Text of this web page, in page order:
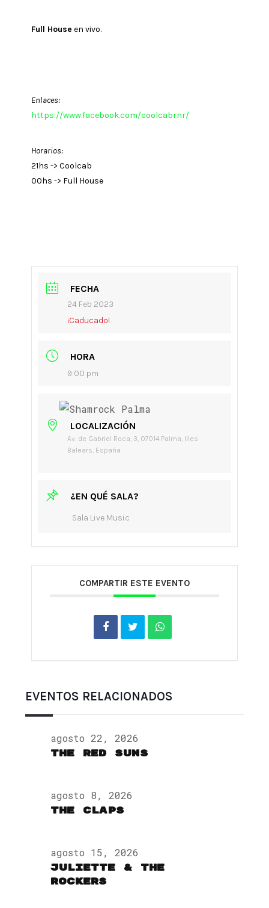
Full House en vivo.
Enlaces:
https://www.facebook.com/coolcabrnr/
Horarios:
21hs -> Coolcab
00hs -> Full House
FECHA
24 Feb 2023
¡Caducado!
HORA
9:00 pm
LOCALIZACIÓN
Av. de Gabriel Roca, 3, 07014 Palma, Illes
Balears, España
¿EN QUÉ SALA?
Sala Live Music
COMPARTIR ESTE EVENTO
EVENTOS RELACIONADOS
agosto 22, 2026
The Red Suns
agosto 8, 2026
The Claps
agosto 15, 2026
Juliette & The
Rockers